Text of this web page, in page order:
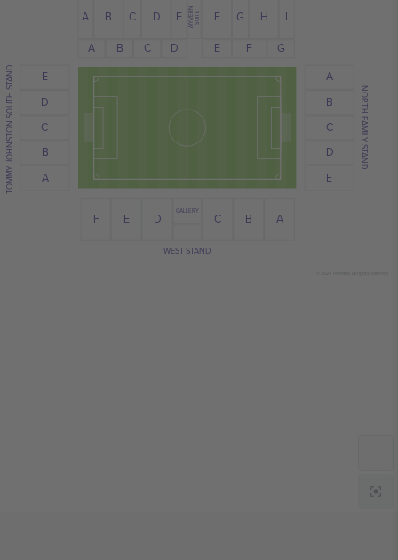
A
B
C
D
E
A
B
C
GALLERY
D
E
F
A
B
C
D
E
A B C D E F G
A B C D E F G H I
WYVERNSUITE
NORTH FAMILY STAND
WEST STAND
TOMMY JOHNSTON SOUTH STAND